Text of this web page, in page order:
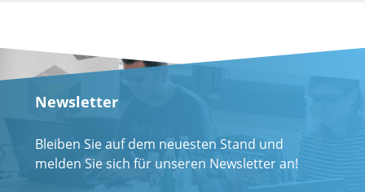
Newsletter
Bleiben Sie auf dem neuesten Stand und
melden Sie sich für unseren Newsletter an!